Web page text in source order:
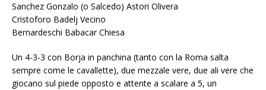
Sanchez Gonzalo (o Salcedo) Astori Olivera
Cristoforo Badelj Vecino
Bernardeschi Babacar Chiesa
Un 4-3-3 con Borja in panchina (tanto con la Roma salta
sempre come le cavallette), due mezzale vere, due ali vere che
giocano sul piede opposto e attente a scalare a 5, un